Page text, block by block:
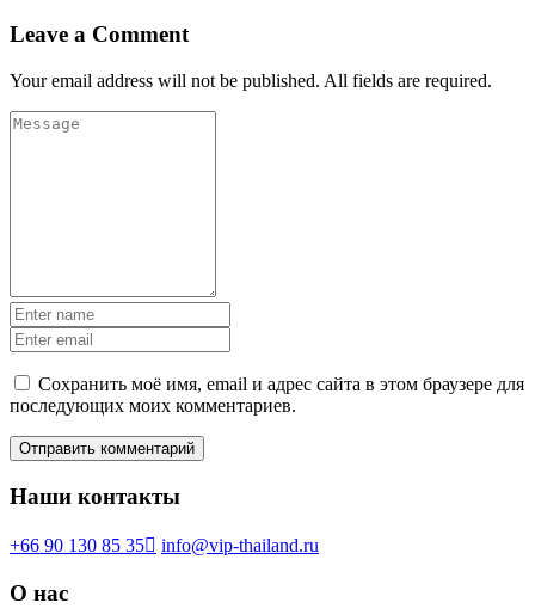
Leave a Comment
Your email address will not be published. All fields are required.
Сохранить моё имя, email и адрес сайта в этом браузере для
последующих моих комментариев.
Наши контакты
+66 90 130 85 35 info@vip-thailand.ru
О нас